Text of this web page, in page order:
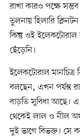
রাখা কারও পক্ষে সম্ভব
তুলনায় হিলারি
কিন্তু ওই ইলেকটোরাল
ছেঁড়েনি।
ইলেকটোরাল মানচিত্র
বলছেন, এখন পর্যন্ত
বাড়তি সুবিধা আছে। এ
থেকেই লাল ও নীল
দুই ভাগে বিভক্ত। সে